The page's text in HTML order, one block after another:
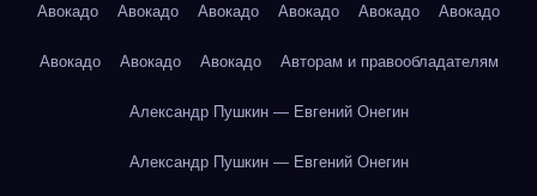
Авокадо Авокадо Авокадо Авокадо Авокадо Авокадо
Авокадо Авокадо Авокадо Авторам и правообладателям
Александр Пушкин — Евгений Онегин
Александр Пушкин — Евгений Онегин